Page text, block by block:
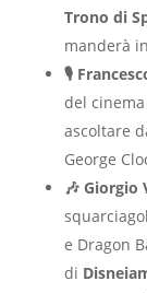
Trono di
manderà
🎙️
del
ascoltare
George
🎶 Giorgio
e Dragon
di